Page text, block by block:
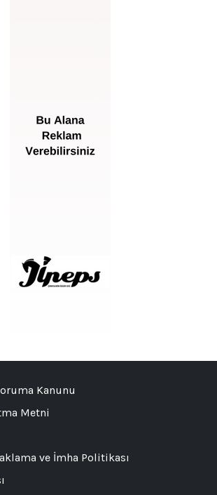
Kanunu
Metni
ve İmha Politikası